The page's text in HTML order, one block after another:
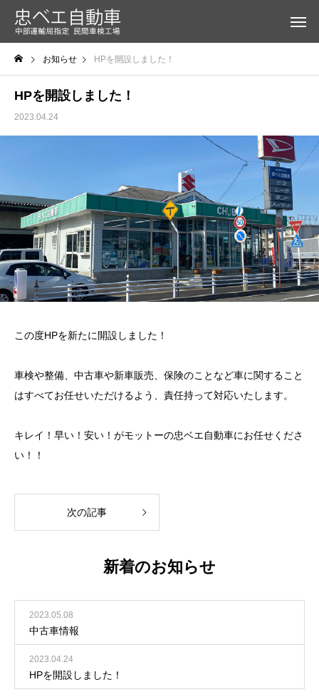
お知らせ HPを開設しました！
HPを開設しました！
2023.04.24
この度HPを新たに開設しました！
車検や整備、中古車や新車販売、保険のことなど車に関すること
はすべてお任せいただけるよう、責任持って対応いたします。
キレイ！早い！安い！がモットーの忠ベエ自動車にお任せくださ
い！！
次の記事
新着のお知らせ
2023.05.08
中古車情報
2023.04.24
HPを開設しました！